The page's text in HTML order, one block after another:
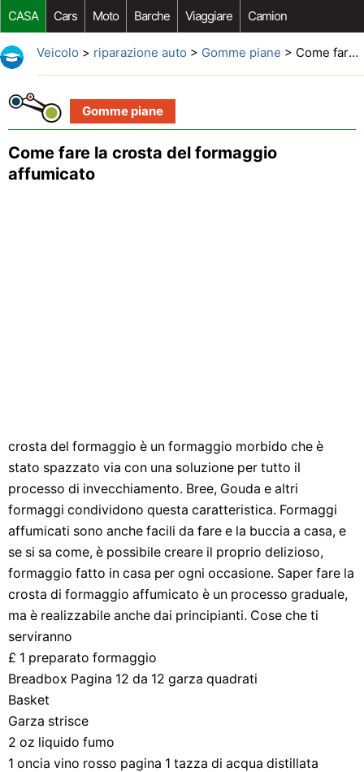
CASA Cars Moto Barche Viaggiare Camion
Riparazione Auto Acquisto Auto Car Opzioni Aftermarket
Veicolo > riparazione auto > Gomme piane > Come fare la crosta del formaggio affumicato
Gomme piane
Come fare la crosta del formaggio
affumicato
crosta del formaggio è un formaggio morbido che è
stato spazzato via con una soluzione per tutto il
processo di invecchiamento. Bree, Gouda e altri
formaggi condividono questa caratteristica. Formaggi
affumicati sono anche facili da fare e la buccia a casa, e
se si sa come, è possibile creare il proprio delizioso,
formaggio fatto in casa per ogni occasione. Saper fare la
crosta di formaggio affumicato è un processo graduale,
ma è realizzabile anche dai principianti. Cose che ti
serviranno
£ 1 preparato formaggio
Breadbox Pagina 12 da 12 garza quadrati
Basket
Garza strisce
2 oz liquido fumo
1 oncia vino rosso pagina 1 tazza di acqua distillata